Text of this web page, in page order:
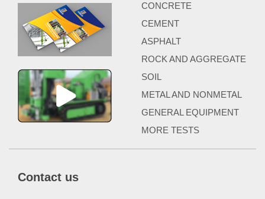
CONCRETE
CEMENT
ASPHALT
ROCK AND AGGREGATE
SOIL
METAL AND NONMETAL
GENERAL EQUIPMENT
MORE TESTS
Contact us